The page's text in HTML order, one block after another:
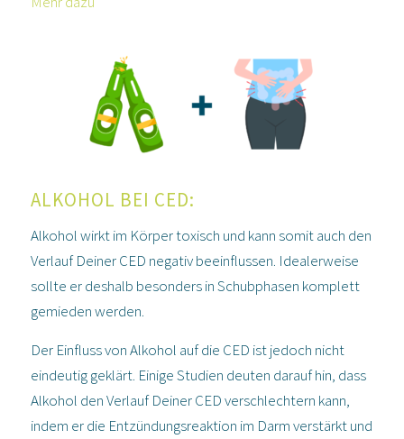
ALKOHOL BEI CED:
Alkohol wirkt im Körper toxisch und kann somit auch den
Verlauf Deiner CED negativ beeinflussen. Idealerweise
sollte er deshalb besonders in Schubphasen komplett
gemieden werden.
Der Einfluss von Alkohol auf die CED ist jedoch nicht
eindeutig geklärt. Einige Studien deuten darauf hin, dass
Alkohol den Verlauf Deiner CED verschlechtern kann,
indem er die Entzündungsreaktion im Darm verstärkt und